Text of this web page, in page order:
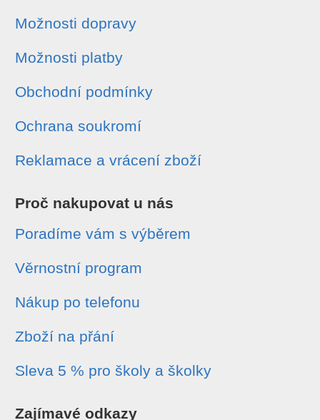
Možnosti dopravy
Možnosti platby
Obchodní podmínky
Ochrana soukromí
Reklamace a vrácení zboží
Proč nakupovat u nás
Poradíme vám s výběrem
Věrnostní program
Nákup po telefonu
Zboží na přání
Sleva 5 % pro školy a školky
Zajímavé odkazy